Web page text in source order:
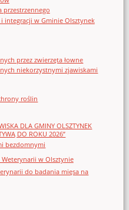
przestrzennego
integracji w Gminie Olsztynek
przez zwierzęta łowne
niekorzystnymi zjawiskami
roślin
DLA GMINY OLSZTYNEK
DO ROKU 2026”
bezdomnymi
w Olsztynie
do badania mięsa na